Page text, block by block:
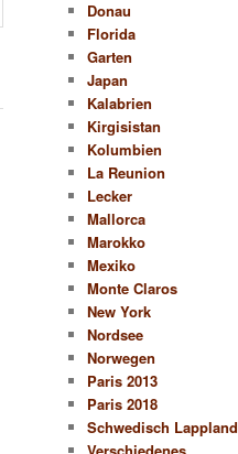
Donau
Florida
Garten
Japan
Kalabrien
Kirgisistan
Kolumbien
La Reunion
Lecker
Mallorca
Marokko
Mexiko
Monte Claros
New York
Nordsee
Norwegen
Paris 2013
Paris 2018
Schwedisch Lappland